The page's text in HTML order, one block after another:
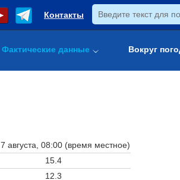
Контакты
Фактические данные Вокруг
7 августа, 08:00 (время местное)
15.4
12.3